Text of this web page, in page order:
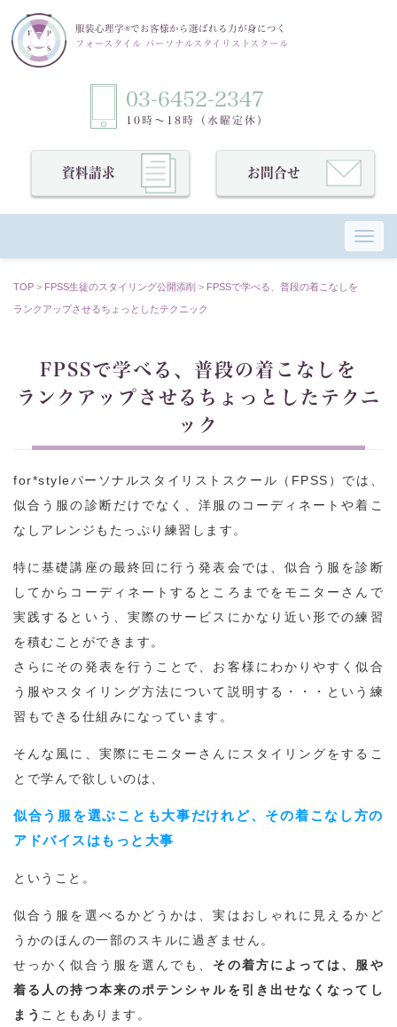
服装心理学®でお客様から選ばれる力が身につく
フォースタイル パーソナルスタイリストスクール
03-6452-2347
10時〜18時（水曜定休）
資料請求 お問合せ
TOP > FPSS⽣徒のスタイリング公開添削 > FPSSで学べる、普段の着こなしを
ランクアップさせるちょっとしたテクニック
FPSSで学べる、普段の着こなしを
ランクアップさせるちょっとしたテクニ
ック
for*styleパーソナルスタイリストスクール（FPSS）では、
似合う服の診断だけでなく、洋服のコーディネートや着こ
なしアレンジもたっぷり練習します。
特に基礎講座の最終回に行う発表会では、似合う服を診断
してからコーディネートするところまでをモニターさんで
実践するという、実際のサービスにかなり近い形での練習
を積むことができます。
さらにその発表を行うことで、お客様にわかりやすく似合
う服やスタイリング方法について説明する・・・という練
習もできる仕組みになっています。
そんな風に、実際にモニターさんにスタイリングをするこ
とで学んで欲しいのは、
似合う服を選ぶことも大事だけれど、その着こなし方の
アドバイスはもっと大事
ということ。
似合う服を選べるかどうかは、実はおしゃれに見えるかど
うかのほんの一部のスキルに過ぎません。
せっかく似合う服を選んでも、 その着方によっては、服や
着る人の持つ本来のポテンシャルを引き出せなくなってし
まう こともあります。